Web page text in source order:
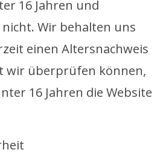
16 Jahren und
Wir behalten uns
einen Altersnachweis
wir überprüfen können,
16 Jahren die Website